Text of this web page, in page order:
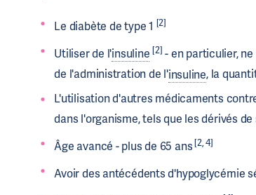
Le diabète de type 1 [2]
Utiliser de l'insuline [2] - en particulier,
de l'administration de l'insuline, la
L'utilisation d'autres médicaments
dans l'organisme, tels que les dérivés
Âge avancé - plus de 65 ans[2, 4]
Avoir des antécédents d'hypoglycémie